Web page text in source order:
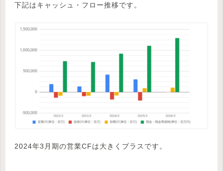
下記はキャッシュ・フロー推移です。
2024年3月期の営業CFは大きくプラスです。